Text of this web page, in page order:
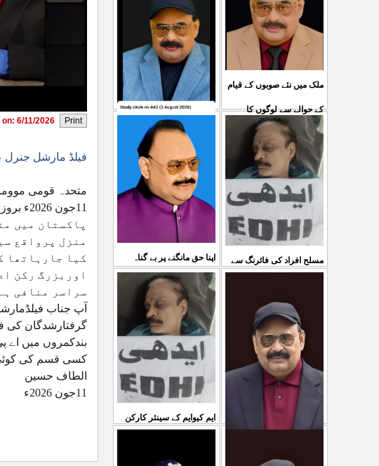
on: 6/11/2026
فیلڈ مارشل
متحدہ قومی
پاکستان میں
منزل پرواقع
کیا جارہاتھا
اوربزرگ رکن
سراسر منافی
آپ جناب
گرفتارشدگان کی
بندکمروں میں اے
کسی قسم کی کوئی
الطاف حسین
11جون 2026ء
صحیح رپورٹنگ کرنے والے
...
کشمیرکا کونہ کونہ لہو
لہو ہے لیکن حکومت کواس
کی کوئی پرواہ نہیں ہے
04 Aug 2026
ملک میں نئے صوبوں کے قیام
کے حوالے سے لوگوں کا
مطالبہ بالکل درست ہے۔ ا
03 Aug 2026
اپنا حق مانگنے پر بے گناہ
کشمیریوں کو گولیاں مارکر
شہ رگ کوکاٹ دیا گی
31 Jul 2026
مسلح افراد کی فائرنگ سے
سمیع الدین رحمانی ک
ایم کیوایم کے سینئر کارکن